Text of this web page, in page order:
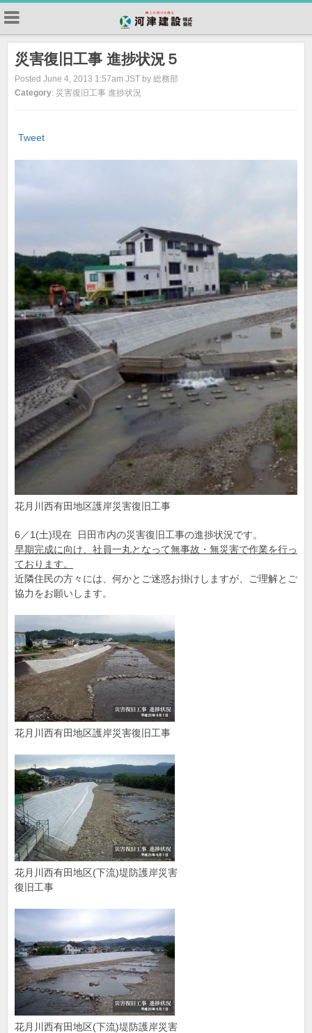
災害復旧工事 進捗状況５
Posted June 4, 2013 1:57am JST by 総務部
Category: 災害復旧工事 進捗状況
Tweet
花月川西有田地区護岸災害復旧工事
6／1(土)現在 日田市内の災害復旧工事の進捗状況です。
早期完成に向け、社員一丸となって無事故・無災害で作業を行っ
ております。
近隣住民の方々には、何かとご迷惑お掛けしますが、ご理解とご
協力をお願いします。
花月川西有田地区護岸災害復旧工事
花月川西有田地区(下流)堤防護岸災害
復旧工事
花月川西有田地区(下流)堤防護岸災害